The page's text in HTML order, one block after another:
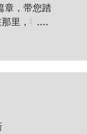
章，带您踏
里，狂风
（Torres
向苍穹发
....